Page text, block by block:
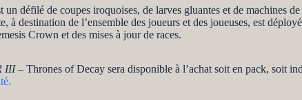
défilé de coupes iroquoises, de larves gluantes et de machines
destination de l’ensemble des joueurs et des joueuses, est
Crown et des mises à jour de races.
III– Thrones of Decay sera disponible à l’achat soit en pack, soit